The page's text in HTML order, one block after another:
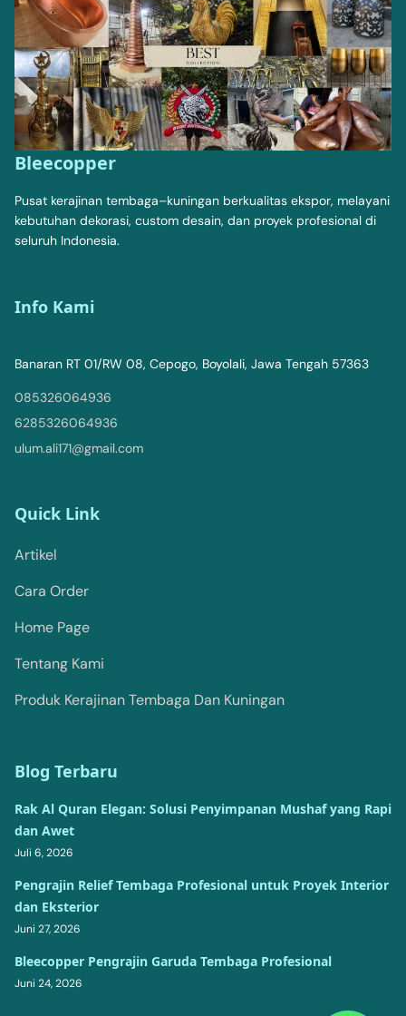
Bleecopper
Pusat kerajinan tembaga–kuningan berkualitas ekspor, melayani
kebutuhan dekorasi, custom desain, dan proyek profesional di
seluruh Indonesia.
Info Kami
Banaran RT 01/RW 08, Cepogo, Boyolali, Jawa Tengah 57363
085326064936
6285326064936
ulum.ali171@gmail.com
Quick Link
Artikel
Cara Order
Home Page
Tentang Kami
Produk Kerajinan Tembaga Dan Kuningan
Blog Terbaru
Rak Al Quran Elegan: Solusi Penyimpanan Mushaf yang Rapi
dan Awet
Juli 6, 2026
Pengrajin Relief Tembaga Profesional untuk Proyek Interior
dan Eksterior
Juni 27, 2026
Bleecopper Pengrajin Garuda Tembaga Profesional
Juni 24, 2026